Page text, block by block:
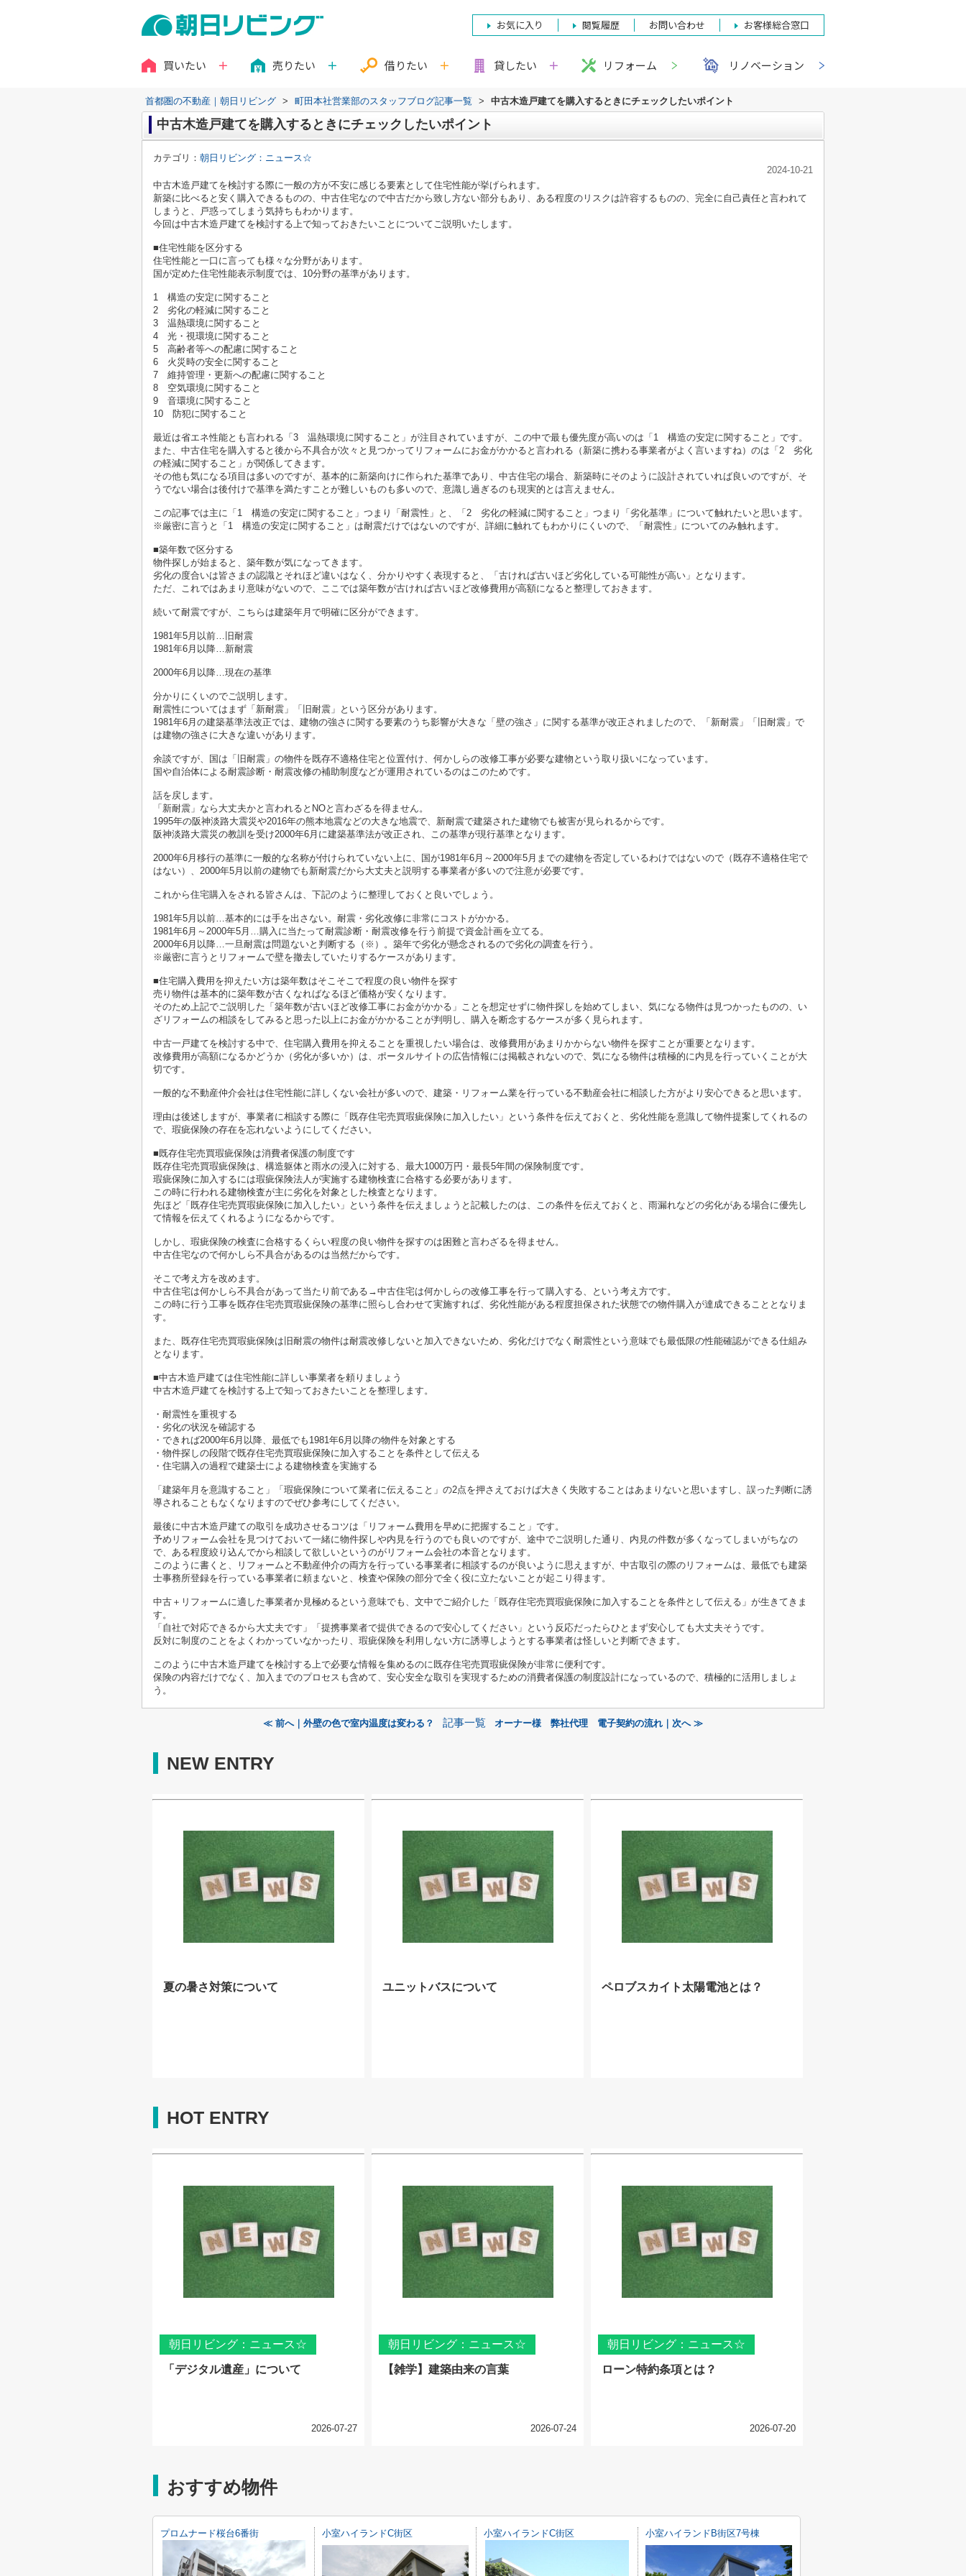
お気に入り 閲覧履歴 お問い合わせ お客様総合窓口
買いたい 売りたい 借りたい 貸したい リフォーム リノベーション
首都圏の不動産｜朝日リビング > 町田本社営業部のスタッフブログ記事一覧 > 中古木造戸建てを購入するときにチェックしたいポイント
中古木造戸建てを購入するときにチェックしたいポイント
カテゴリ： 朝日リビング：ニュース☆
2024-10-21
中古木造戸建てを検討する際に一般の方が不安に感じる要素として住宅性能が挙げられます。
新築に比べると安く購入できるものの、中古住宅なので中古だから致し方ない部分もあり、ある程度のリスクは許容するものの、完全に自己責任と言われて
しまうと、戸惑ってしまう気持ちもわかります。
今回は中古木造戸建てを検討する上で知っておきたいことについてご説明いたします。
■住宅性能を区分する
住宅性能と一口に言っても様々な分野があります。
国が定めた住宅性能表示制度では、10分野の基準があります。
1 構造の安定に関すること
2 劣化の軽減に関すること
3 温熱環境に関すること
4 光・視環境に関すること
5 高齢者等への配慮に関すること
6 火災時の安全に関すること
7 維持管理・更新への配慮に関すること
8 空気環境に関すること
9 音環境に関すること
10 防犯に関すること
最近は省エネ性能とも言われる「3 温熱環境に関すること」が注目されていますが、この中で最も優先度が高いのは「1 構造の安定に関すること」です。
また、中古住宅を購入すると後から不具合が次々と見つかってリフォームにお金がかかると言われる（新築に携わる事業者がよく言いますね）のは「2 劣化
の軽減に関すること」が関係してきます。
その他も気になる項目は多いのですが、基本的に新築向けに作られた基準であり、中古住宅の場合、新築時にそのように設計されていれば良いのですが、そ
うでない場合は後付けで基準を満たすことが難しいものも多いので、意識し過ぎるのも現実的とは言えません。
この記事では主に「1 構造の安定に関すること」つまり「耐震性」と、「2 劣化の軽減に関すること」つまり「劣化基準」について触れたいと思います。
※厳密に言うと「1 構造の安定に関すること」は耐震だけではないのですが、詳細に触れてもわかりにくいので、「耐震性」についてのみ触れます。
■築年数で区分する
物件探しが始まると、築年数が気になってきます。
劣化の度合いは皆さまの認識とそれほど違いはなく、分かりやすく表現すると、「古ければ古いほど劣化している可能性が高い」となります。
ただ、これではあまり意味がないので、ここでは築年数が古ければ古いほど改修費用が高額になると整理しておきます。
続いて耐震ですが、こちらは建築年月で明確に区分ができます。
1981年5月以前…旧耐震
1981年6月以降…新耐震
2000年6月以降…現在の基準
分かりにくいのでご説明します。
耐震性についてはまず「新耐震」「旧耐震」という区分があります。
1981年6月の建築基準法改正では、建物の強さに関する要素のうち影響が大きな「壁の強さ」に関する基準が改正されましたので、「新耐震」「旧耐震」で
は建物の強さに大きな違いがあります。
余談ですが、国は「旧耐震」の物件を既存不適格住宅と位置付け、何かしらの改修工事が必要な建物という取り扱いになっています。
国や自治体による耐震診断・耐震改修の補助制度などが運用されているのはこのためです。
話を戻します。
「新耐震」なら大丈夫かと言われるとNOと言わざるを得ません。
1995年の阪神淡路大震災や2016年の熊本地震などの大きな地震で、新耐震で建築された建物でも被害が見られるからです。
阪神淡路大震災の教訓を受け2000年6月に建築基準法が改正され、この基準が現行基準となります。
2000年6月移行の基準に一般的な名称が付けられていない上に、国が1981年6月～2000年5月までの建物を否定しているわけではないので（既存不適格住宅で
はない）、2000年5月以前の建物でも新耐震だから大丈夫と説明する事業者が多いので注意が必要です。
これから住宅購入をされる皆さんは、下記のように整理しておくと良いでしょう。
1981年5月以前…基本的には手を出さない。耐震・劣化改修に非常にコストがかかる。
1981年6月～2000年5月…購入に当たって耐震診断・耐震改修を行う前提で資金計画を立てる。
2000年6月以降…一旦耐震は問題ないと判断する（※）。築年で劣化が懸念されるので劣化の調査を行う。
※厳密に言うとリフォームで壁を撤去していたりするケースがあります。
■住宅購入費用を抑えたい方は築年数はそこそこで程度の良い物件を探す
売り物件は基本的に築年数が古くなればなるほど価格が安くなります。
そのため上記でご説明した「築年数が古いほど改修工事にお金がかかる」ことを想定せずに物件探しを始めてしまい、気になる物件は見つかったものの、い
ざリフォームの相談をしてみると思った以上にお金がかかることが判明し、購入を断念するケースが多く見られます。
中古一戸建てを検討する中で、住宅購入費用を抑えることを重視したい場合は、改修費用があまりかからない物件を探すことが重要となります。
改修費用が高額になるかどうか（劣化が多いか）は、ポータルサイトの広告情報には掲載されないので、気になる物件は積極的に内見を行っていくことが大
切です。
一般的な不動産仲介会社は住宅性能に詳しくない会社が多いので、建築・リフォーム業を行っている不動産会社に相談した方がより安心できると思います。
理由は後述しますが、事業者に相談する際に「既存住宅売買瑕疵保険に加入したい」という条件を伝えておくと、劣化性能を意識して物件提案してくれるの
で、瑕疵保険の存在を忘れないようにしてください。
■既存住宅売買瑕疵保険は消費者保護の制度です
既存住宅売買瑕疵保険は、構造躯体と雨水の浸入に対する、最大1000万円・最長5年間の保険制度です。
瑕疵保険に加入するには瑕疵保険法人が実施する建物検査に合格する必要があります。
この時に行われる建物検査が主に劣化を対象とした検査となります。
先ほど「既存住宅売買瑕疵保険に加入したい」という条件を伝えましょうと記載したのは、この条件を伝えておくと、雨漏れなどの劣化がある場合に優先し
て情報を伝えてくれるようになるからです。
しかし、瑕疵保険の検査に合格するくらい程度の良い物件を探すのは困難と言わざるを得ません。
中古住宅なので何かしら不具合があるのは当然だからです。
そこで考え方を改めます。
中古住宅は何かしら不具合があって当たり前である→中古住宅は何かしらの改修工事を行って購入する、という考え方です。
この時に行う工事を既存住宅売買瑕疵保険の基準に照らし合わせて実施すれば、劣化性能がある程度担保された状態での物件購入が達成できることとなりま
す。
また、既存住宅売買瑕疵保険は旧耐震の物件は耐震改修しないと加入できないため、劣化だけでなく耐震性という意味でも最低限の性能確認ができる仕組み
となります。
■中古木造戸建ては住宅性能に詳しい事業者を頼りましょう
中古木造戸建てを検討する上で知っておきたいことを整理します。
・耐震性を重視する
・劣化の状況を確認する
・できれば2000年6月以降、最低でも1981年6月以降の物件を対象とする
・物件探しの段階で既存住宅売買瑕疵保険に加入することを条件として伝える
・住宅購入の過程で建築士による建物検査を実施する
「建築年月を意識すること」「瑕疵保険について業者に伝えること」の2点を押さえておけば大きく失敗することはあまりないと思いますし、誤った判断に誘
導されることもなくなりますのでぜひ参考にしてください。
最後に中古木造戸建ての取引を成功させるコツは「リフォーム費用を早めに把握すること」です。
予めリフォーム会社を見つけておいて一緒に物件探しや内見を行うのでも良いのですが、途中でご説明した通り、内見の件数が多くなってしまいがちなの
で、ある程度絞り込んでから相談して欲しいというのがリフォーム会社の本音となります。
このように書くと、リフォームと不動産仲介の両方を行っている事業者に相談するのが良いように思えますが、中古取引の際のリフォームは、最低でも建築
士事務所登録を行っている事業者に頼まないと、検査や保険の部分で全く役に立たないことが起こり得ます。
中古＋リフォームに適した事業者か見極めるという意味でも、文中でご紹介した「既存住宅売買瑕疵保険に加入することを条件として伝える」が生きてきま
す。
「自社で対応できるから大丈夫です」「提携事業者で提供できるので安心してください」という反応だったらひとまず安心しても大丈夫そうです。
反対に制度のことをよくわかっていなかったり、瑕疵保険を利用しない方に誘導しようとする事業者は怪しいと判断できます。
このように中古木造戸建てを検討する上で必要な情報を集めるのに既存住宅売買瑕疵保険が非常に便利です。
保険の内容だけでなく、加入までのプロセスも含めて、安心安全な取引を実現するための消費者保護の制度設計になっているので、積極的に活用しましょ
う。
≪ 前へ｜外壁の色で室内温度は変わる？ 記事一覧 オーナー様 弊社代理 電子契約の流れ｜次へ ≫
NEW ENTRY
夏の暑さ対策について ユニットバスについて ペロブスカイト太陽電池とは？
HOT ENTRY
朝日リビング：ニュース☆
「デジタル遺産」について
2026-07-27
朝日リビング：ニュース☆
【雑学】建築由来の言葉
2026-07-24
朝日リビング：ニュース☆
ローン特約条項とは？
2026-07-20
おすすめ物件
プロムナード桜台6番街 小室ハイランドC街区 小室ハイランドC街区 小室ハイランドB街区7号棟